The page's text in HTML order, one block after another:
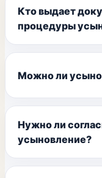
Кто выдает
процедуры
Можно ли
Нужно ли
усыновление?